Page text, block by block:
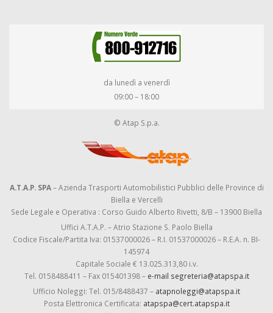
da lunedì a venerdì
09:00 – 18:00
© Atap S.p.a.
A.T.A.P. SPA– Azienda Trasporti Automobilistici Pubblici delle Province di
Biella e Vercelli
Sede Legale e Operativa : Corso Guido Alberto Rivetti, 8/B – 13900 Biella
Uffici A.T.A.P. – Atrio Stazione S. Paolo Biella
Codice Fiscale/Partita Iva: 01537000026 – R.I. 01537000026 – R.E.A. n. BI-
145974
Capitale Sociale € 13.025.313,80 i.v.
Tel. 0158488411 – Fax 015401398 – e-mail segreteria@atapspa.it
Ufficio Noleggi: Tel. 015/8488437 – atapnoleggi@atapspa.it
Posta Elettronica Certificata: atapspa@cert.atapspa.it